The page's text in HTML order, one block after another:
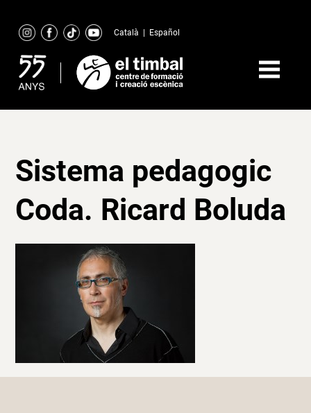
content
Català Español
Sistema pedagogic
Coda. Ricard Boluda